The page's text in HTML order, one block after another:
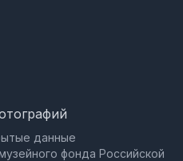
данные
фонда Российской